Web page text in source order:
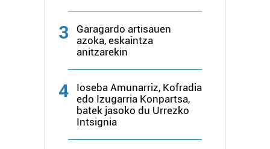
3
Garagardo artisauen
azoka, eskaintza
anitzarekin
4
Ioseba Amunarriz, Kofradia
edo Izugarria Konpartsa,
batek jasoko du Urrezko
Intsignia